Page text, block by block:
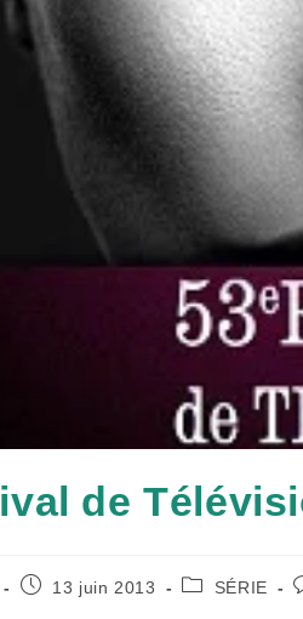
de
Publication
13 juin 2013
PostSÉRIE